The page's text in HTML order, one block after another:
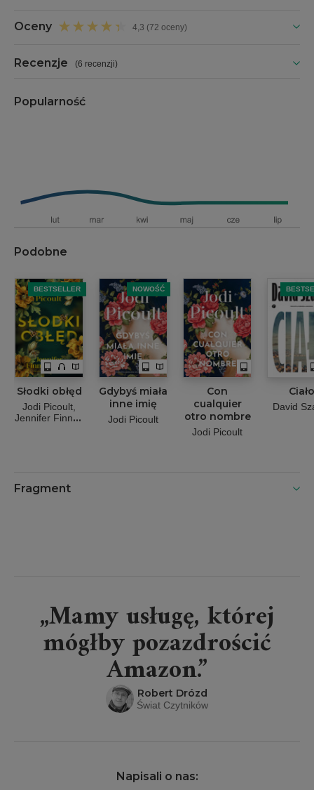
Oceny 4,3 (72 oceny)
Recenzje (6 recenzji)
Popularność
Podobne
BESTSELLER
Słodki obłęd
Jodi Picoult
Jennifer Finney
NOWOŚĆ
Gdybyś miała
inne imię
Jodi Picoult
Con
cualquier
otro nombre
Jodi Picoult
Ciało
David
Fragment
„Mamy usługę, której
mógłby pozazdrościć
Amazon.”
Robert Drózd
Świat Czytników
Napisali o nas: